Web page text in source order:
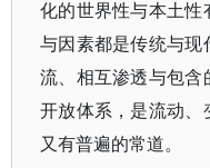
化的世界性与本土
与因素都是传统与
流、相互渗透与包
开放体系，是流动、
又有普遍的常道。